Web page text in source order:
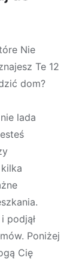
Nie
Te 12
dom?
lada
podjął
Poniżej
Cię